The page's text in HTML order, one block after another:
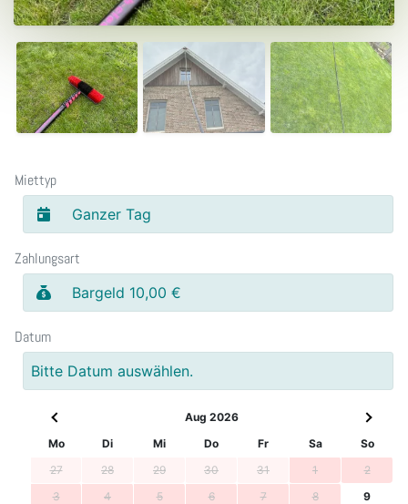
Miettyp
Ganzer Tag
Zahlungsart
Bargeld 10,00 €
Datum
Bitte Datum auswählen.
Aug 2026
Mo
Di Mi Do Fr Sa
So
27
28 29 30 31 1
2
3
4 5 6 7 8
9